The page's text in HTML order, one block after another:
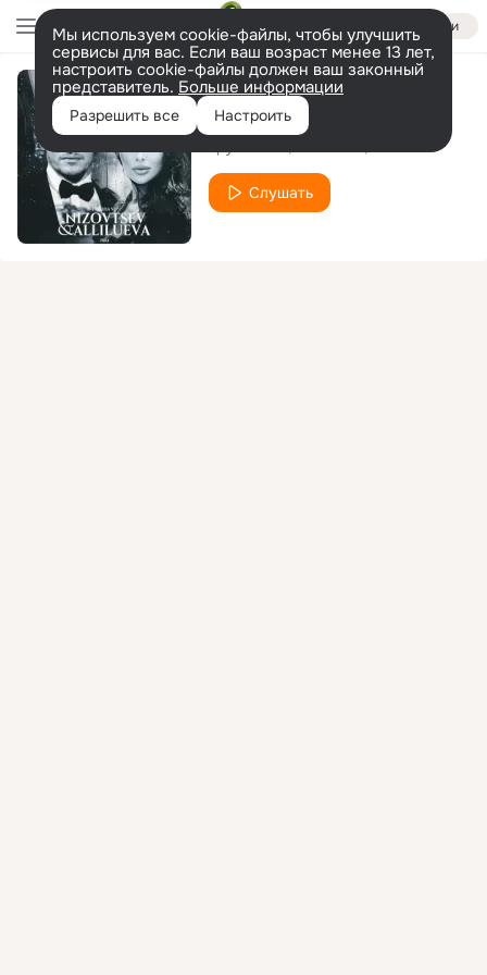
Войти
Мы используем cookie-файлы, чтобы улучшить
сервисы для вас. Если ваш возраст менее 13 лет,
настроить cookie-файлы должен ваш законный
представитель. Больше информации
Разрешить все Настроить
НЛО
Слушать